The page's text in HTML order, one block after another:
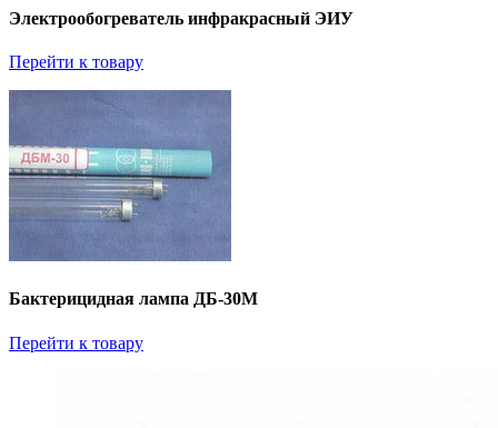
Электрообогреватель инфракрасный ЭИУ
Перейти к товару
Бактерицидная лампа ДБ-30М
Перейти к товару